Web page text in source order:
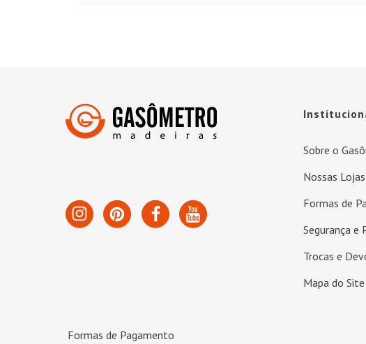
Sobre o
Nossas Lojas
Formas de
Segurança e
Trocas e
Mapa do Site
Formas de Pagamento